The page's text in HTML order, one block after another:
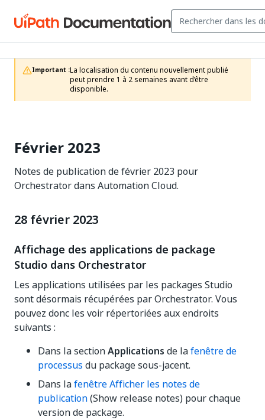
Important :La localisation du contenu nouvellement publié
peut prendre 1 à 2 semaines avant d’être
disponible.
Février 2023
Notes de publication de février 2023 pour
Orchestrator dans Automation Cloud.
28 février 2023
Affichage des applications de package
Studio dans Orchestrator
Les applications utilisées par les packages Studio
sont désormais récupérées par Orchestrator. Vous
pouvez donc les voir répertoriées aux endroits
suivants :
Dans la sectionApplications de lafenêtre de
processus du package sous-jacent.
Dans lafenêtre Afficher les notes de
publication(Show release notes) pour chaque
version de package.